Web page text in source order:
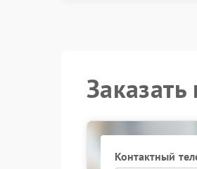
Контактный